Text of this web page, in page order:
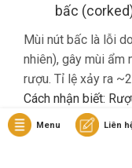
bấc
Mùi nút bấc là lỗi
nhiên), gây mùi ẩm
rượu. Tỉ lệ xảy ra
Cách nhận biết:
hương trái cây dù là
Nếu gặp lỗi này,
Menu Liên